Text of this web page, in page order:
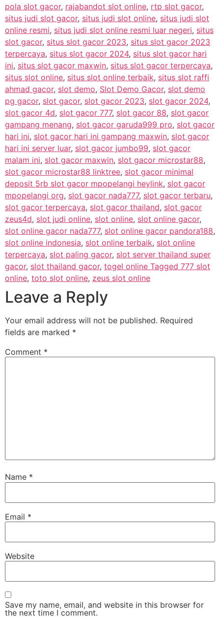
pola slot gacor, rajabandot slot online, rtp slot gacor,
situs judi slot gacor, situs judi slot online, situs judi slot
online resmi, situs judi slot online resmi luar negeri, situs
slot gacor, situs slot gacor 2023, situs slot gacor 2023
terpercaya, situs slot gacor 2024, situs slot gacor hari
ini, situs slot gacor maxwin, situs slot gacor terpercaya,
situs slot online, situs slot online terbaik, situs slot raffi
ahmad gacor, slot demo, Slot Demo Gacor, slot demo
pg gacor, slot gacor, slot gacor 2023, slot gacor 2024,
slot gacor 4d, slot gacor 777, slot gacor 88, slot gacor
gampang menang, slot gacor garuda999 pro, slot gacor
hari ini, slot gacor hari ini gampang maxwin, slot gacor
hari ini server luar, slot gacor jumbo99, slot gacor
malam ini, slot gacor maxwin, slot gacor microstar88,
slot gacor microstar88 linktree, slot gacor minimal
deposit 5rb slot gacor mpopelangi heylink, slot gacor
mpopelangi org, slot gacor nada777, slot gacor terbaru,
slot gacor terpercaya, slot gacor thailand, slot gacor
zeus4d, slot judi online, slot online, slot online gacor,
slot online gacor nada777, slot online gacor pandora188,
slot online indonesia, slot online terbaik, slot online
terpercaya, slot paling gacor, slot server thailand super
gacor, slot thailand gacor, togel online Tagged 777 slot
online, toto slot online, zeus slot online
Leave a Reply
Your email address will not be published. Required
fields are marked *
Comment *
Name *
Email *
Website
Save my name, email, and website in this browser for
the next time I comment.